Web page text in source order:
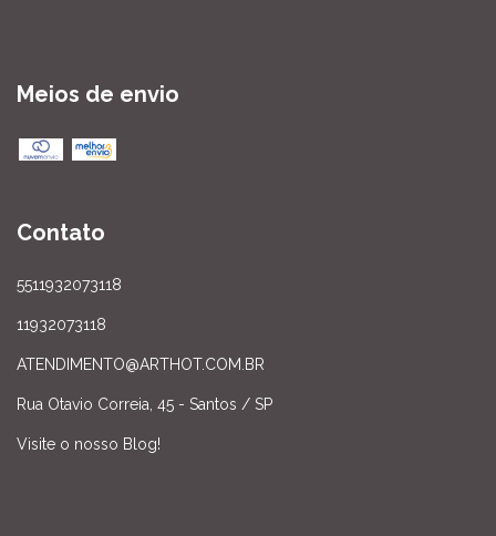
Meios de envio
Contato
5511932073118
11932073118
ATENDIMENTO@ARTHOT.COM.BR
Rua Otavio Correia, 45 - Santos / SP
Visite o nosso Blog!